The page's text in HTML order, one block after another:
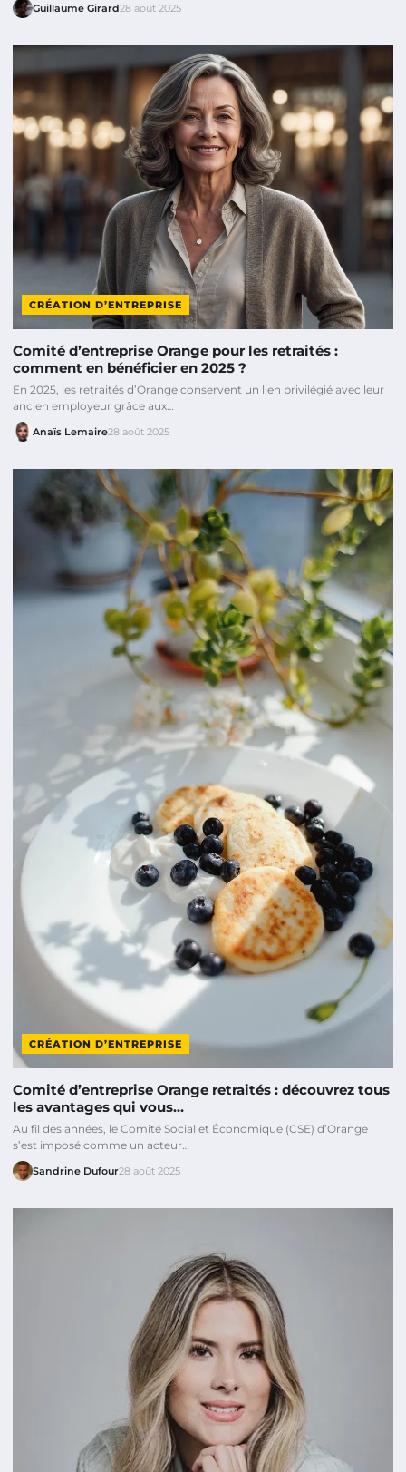
Guillaume Girard28 août 2025
CRÉATION D’ENTREPRISE
Comité d’entreprise Orange pour les retraités :
comment en bénéficier en 2025 ?
En 2025, les retraités d’Orange conservent un lien privilégié avec leur
ancien employeur grâce aux…
Anaïs Lemaire28 août 2025
CRÉATION D’ENTREPRISE
Comité d’entreprise Orange retraités : découvrez tous
les avantages qui vous…
Au fil des années, le Comité Social et Économique (CSE) d’Orange
s’est imposé comme un acteur…
Sandrine Dufour28 août 2025